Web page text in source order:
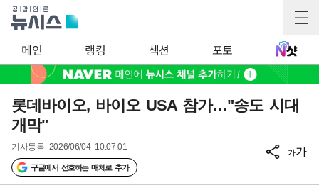
메인 랭킹 섹션 포토
롯데바이오, 바이오 USA 참가…"송도 시대
개막"
기사등록 2026/06/04 10:07:01
구글에서 선호하는 매체로 추가
가가